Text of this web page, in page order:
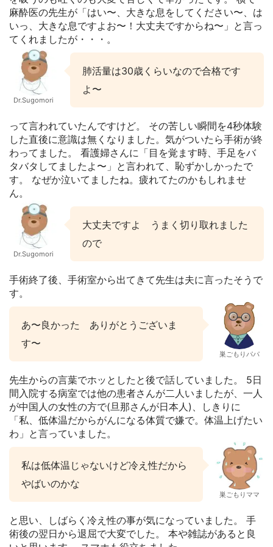
麻酔医の先生が「はい〜、大きな息をしてください〜、は
いっ、大きな息ですよお〜！大丈夫ですからね〜」と言っ
てくれましたが・・・。
Dr.Sugomori
肺活量は30歳くらいなので合格です
よ〜
って言われていたんですけど。 その苦しい瞬間を4秒体験
した直後に意識は無くなりました。気がついたら手術が終
わってました。 看護婦さんに「目を覚ます時、手足をバ
タバタしてましたよ〜」と言われて、恥ずかしかったで
す。 なぜか泣いてましたね。疲れてたのかもしれませ
ん。
Dr.Sugomori
大丈夫ですよ うまく切り取れました
ので
手術終了後、手術室から出てきて先生は夫に言ったそうで
す。
あ〜良かった ありがとうございま
す〜
巣ごもりパパ
先生からの言葉でホッとしたと後で話していました。 5日
間入院する病室では他の患者さんが二人いましたが、一人
が中国人の女性の方で(旦那さんが日本人)、しきりに
「私、低体温だからがんになる体質で嫌で。体温上げたい
わ」と言っていました。
私は低体温じゃないけど冷え性だから
やばいのかな
巣ごもりママ
と思い、しばらく冷え性の事が気になっていました。 手
術後の翌日から退屈で大変でした。 本や雑誌があると良